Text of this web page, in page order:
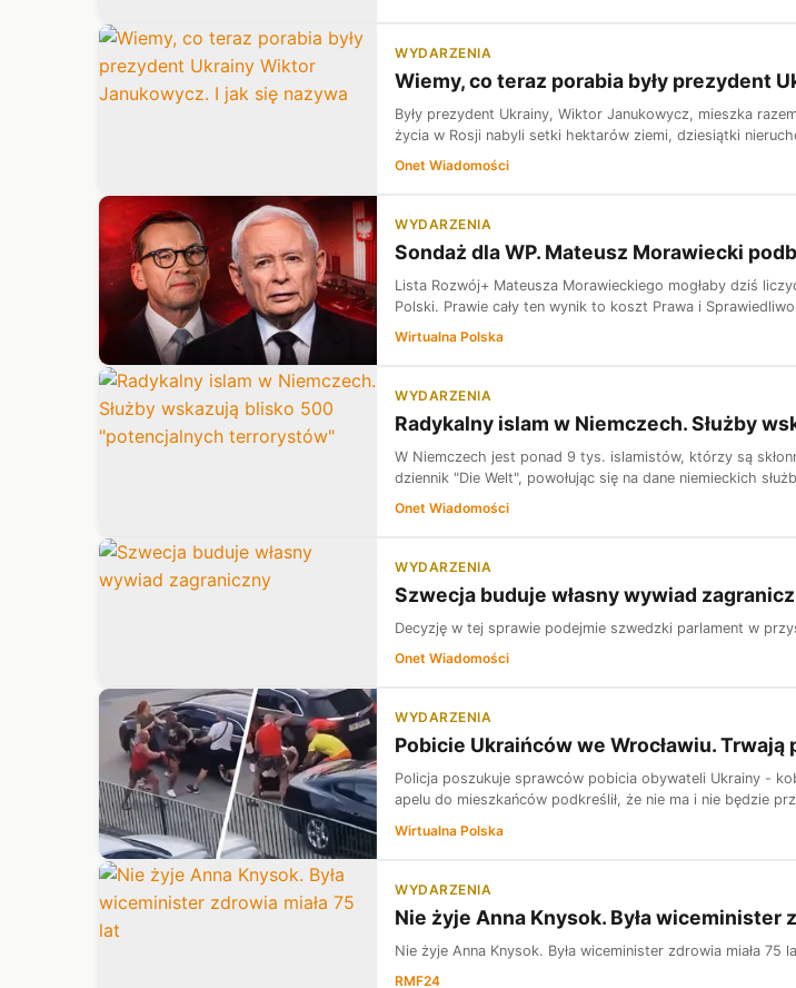
WYDARZENIA
Wiemy, co teraz porabia były prezydent
Były prezydent Ukrainy, Wiktor Janukowycz, mieszka
życia w Rosji nabyli setki hektarów ziemi, dziesiątki
Onet Wiadomości
WYDARZENIA
Sondaż dla WP. Mateusz Morawiecki
Lista Rozwój+ Mateusza Morawieckiego mogłaby dziś
Polski. Prawie cały ten wynik to koszt Prawa i
Wirtualna Polska
WYDARZENIA
Radykalny islam w Niemczech. Służby
W Niemczech jest ponad 9 tys. islamistów, którzy są
dziennik "Die Welt", powołując się na dane niemieckich
Onet Wiadomości
WYDARZENIA
Szwecja buduje własny wywiad
Decyzję w tej sprawie podejmie szwedzki parlament w
Onet Wiadomości
WYDARZENIA
Pobicie Ukraińców we Wrocławiu.
Policja poszukuje sprawców pobicia obywateli Ukrainy -
apelu do mieszkańców podkreślił, że nie ma i nie będzie
Wirtualna Polska
WYDARZENIA
Nie żyje Anna Knysok. Była wiceminister
Nie żyje Anna Knysok. Była wiceminister zdrowia miała 75
RMF24